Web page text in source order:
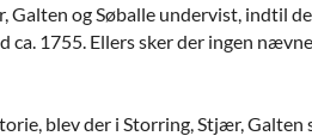
Galten og Søballe undervist, indtil
1755. Ellers sker der ingen
blev der i Storring, Stjær, Galten